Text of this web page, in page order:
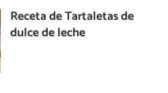
Receta de Tartaletas de
dulce de leche